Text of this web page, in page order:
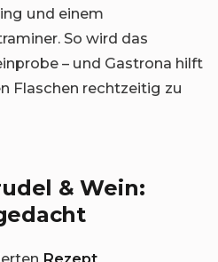
und einem
So wird das
– und Gastrona hilft
Flaschen rechtzeitig zu
& Wein:
Rezept